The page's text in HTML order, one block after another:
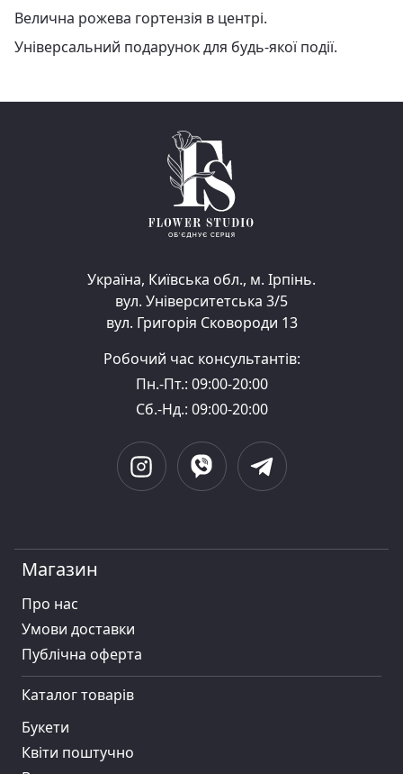
Велична рожева гортензія в центрі.
Універсальний подарунок для будь-якої події.
Україна, Київська обл., м. Ірпінь.
вул. Університетська 3/5
вул. Григорія Сковороди 13
Робочий час консультантів:
Пн.-Пт.: 09:00-20:00
Сб.-Нд.: 09:00-20:00
Магазин
Про нас
Умови доставки
Публiчна оферта
Каталог товарів
Букети
Квіти поштучно